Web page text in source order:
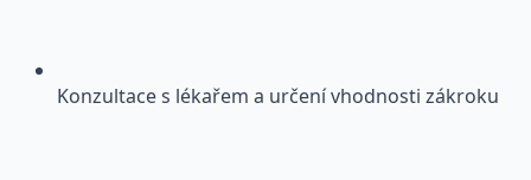
Konzultace s lékařem a určení vhodnosti zákroku